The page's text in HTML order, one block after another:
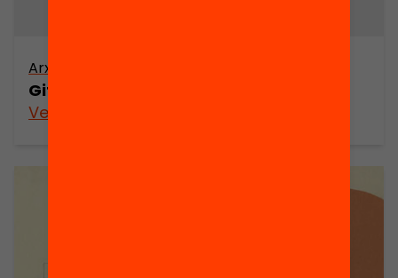
Arxiu
Gitanos i Educació
Veure’n més